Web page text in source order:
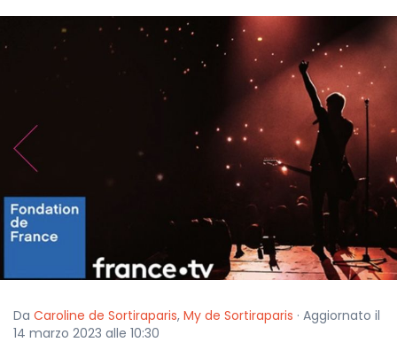
Da Caroline de Sortiraparis, My de Sortiraparis · Aggiornato il
14 marzo 2023 alle 10:30